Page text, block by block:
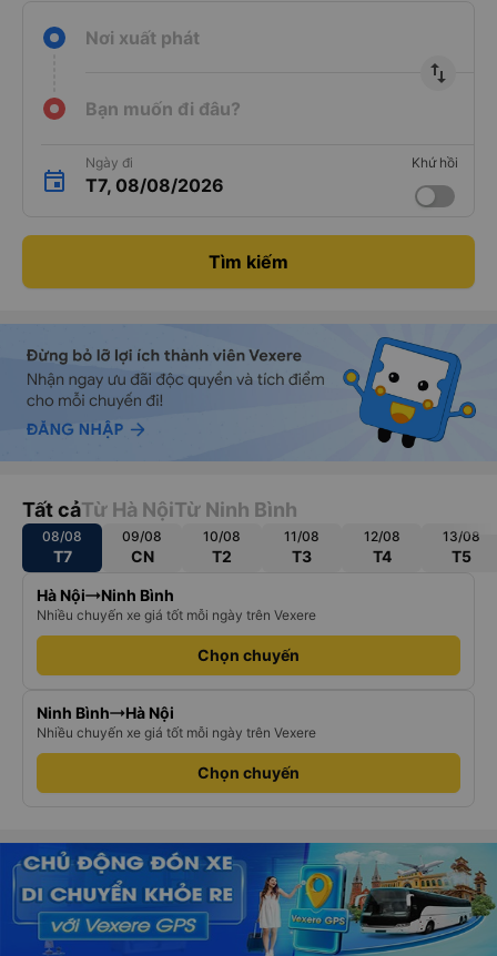
Nơi xuất phát
import_export
Bạn muốn đi đâu?
Ngày đi
T7, 08/08/2026
Khứ hồi
Tìm kiếm
Tất cảTừ Hà NộiTừ Ninh Bình
08/08
T7
09/08
CN
10/08
T2
11/08
T3
12/08
T4
13/08
T5
Hà Nội Ninh Bình
Nhiều chuyến xe giá tốt mỗi ngày trên Vexere
Chọn chuyến
Ninh Bình Hà Nội
Nhiều chuyến xe giá tốt mỗi ngày trên Vexere
Chọn chuyến